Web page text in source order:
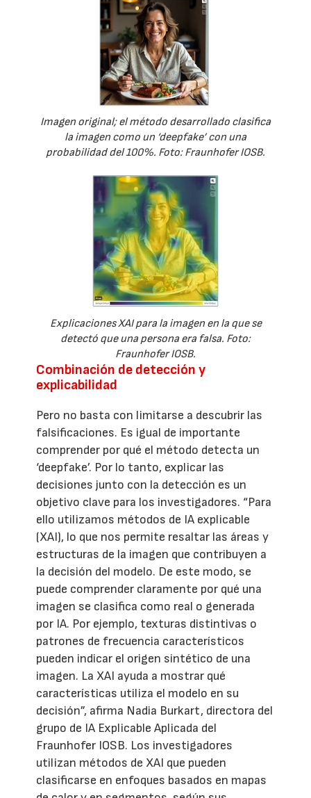
Imagen original; el método desarrollado clasifica
la imagen como un ‘deepfake’ con una
probabilidad del 100%. Foto: Fraunhofer IOSB.
Explicaciones XAI para la imagen en la que se
detectó que una persona era falsa. Foto:
Fraunhofer IOSB.
Combinación de detección y
explicabilidad
Pero no basta con limitarse a descubrir las
falsificaciones. Es igual de importante
comprender por qué el método detecta un
‘deepfake’. Por lo tanto, explicar las
decisiones junto con la detección es un
objetivo clave para los investigadores. “Para
ello utilizamos métodos de IA explicable
(XAI), lo que nos permite resaltar las áreas y
estructuras de la imagen que contribuyen a
la decisión del modelo. De este modo, se
puede comprender claramente por qué una
imagen se clasifica como real o generada
por IA. Por ejemplo, texturas distintivas o
patrones de frecuencia característicos
pueden indicar el origen sintético de una
imagen. La XAI ayuda a mostrar qué
características utiliza el modelo en su
decisión”, afirma Nadia Burkart, directora del
grupo de IA Explicable Aplicada del
Fraunhofer IOSB. Los investigadores
utilizan métodos de XAI que pueden
clasificarse en enfoques basados en mapas